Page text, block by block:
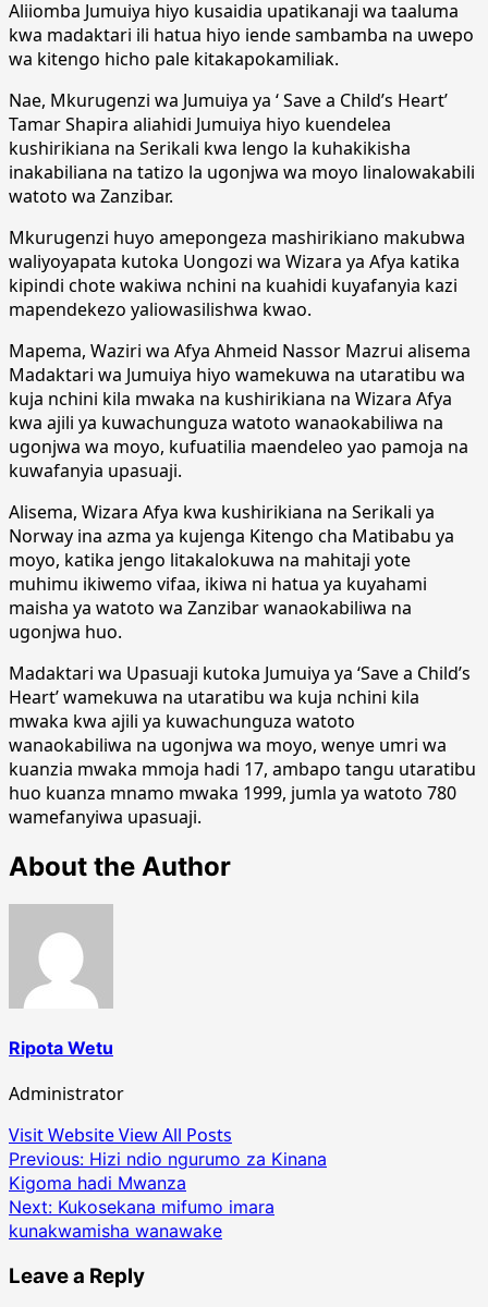
Aliiomba Jumuiya hiyo kusaidia upatikanaji wa taaluma
kwa madaktari ili hatua hiyo iende sambamba na uwepo
wa kitengo hicho pale kitakapokamiliak.
Nae, Mkurugenzi wa Jumuiya ya ‘ Save a Child’s Heart’
Tamar Shapira aliahidi Jumuiya hiyo kuendelea
kushirikiana na Serikali kwa lengo la kuhakikisha
inakabiliana na tatizo la ugonjwa wa moyo linalowakabili
watoto wa Zanzibar.
Mkurugenzi huyo amepongeza mashirikiano makubwa
waliyoyapata kutoka Uongozi wa Wizara ya Afya katika
kipindi chote wakiwa nchini na kuahidi kuyafanyia kazi
mapendekezo yaliowasilishwa kwao.
Mapema, Waziri wa Afya Ahmeid Nassor Mazrui alisema
Madaktari wa Jumuiya hiyo wamekuwa na utaratibu wa
kuja nchini kila mwaka na kushirikiana na Wizara Afya
kwa ajili ya kuwachunguza watoto wanaokabiliwa na
ugonjwa wa moyo, kufuatilia maendeleo yao pamoja na
kuwafanyia upasuaji.
Alisema, Wizara Afya kwa kushirikiana na Serikali ya
Norway ina azma ya kujenga Kitengo cha Matibabu ya
moyo, katika jengo litakalokuwa na mahitaji yote
muhimu ikiwemo vifaa, ikiwa ni hatua ya kuyahami
maisha ya watoto wa Zanzibar wanaokabiliwa na
ugonjwa huo.
Madaktari wa Upasuaji kutoka Jumuiya ya ‘Save a Child’s
Heart’ wamekuwa na utaratibu wa kuja nchini kila
mwaka kwa ajili ya kuwachunguza watoto
wanaokabiliwa na ugonjwa wa moyo, wenye umri wa
kuanzia mwaka mmoja hadi 17, ambapo tangu utaratibu
huo kuanza mnamo mwaka 1999, jumla ya watoto 780
wamefanyiwa upasuaji.
About the Author
Ripota Wetu
Administrator
Visit WebsiteView All Posts
Post
navigation
Previous: Hizi ndio ngurumo za Kinana
Kigoma hadi Mwanza
Next: Kukosekana mifumo imara
kunakwamisha wanawake
Leave a Reply